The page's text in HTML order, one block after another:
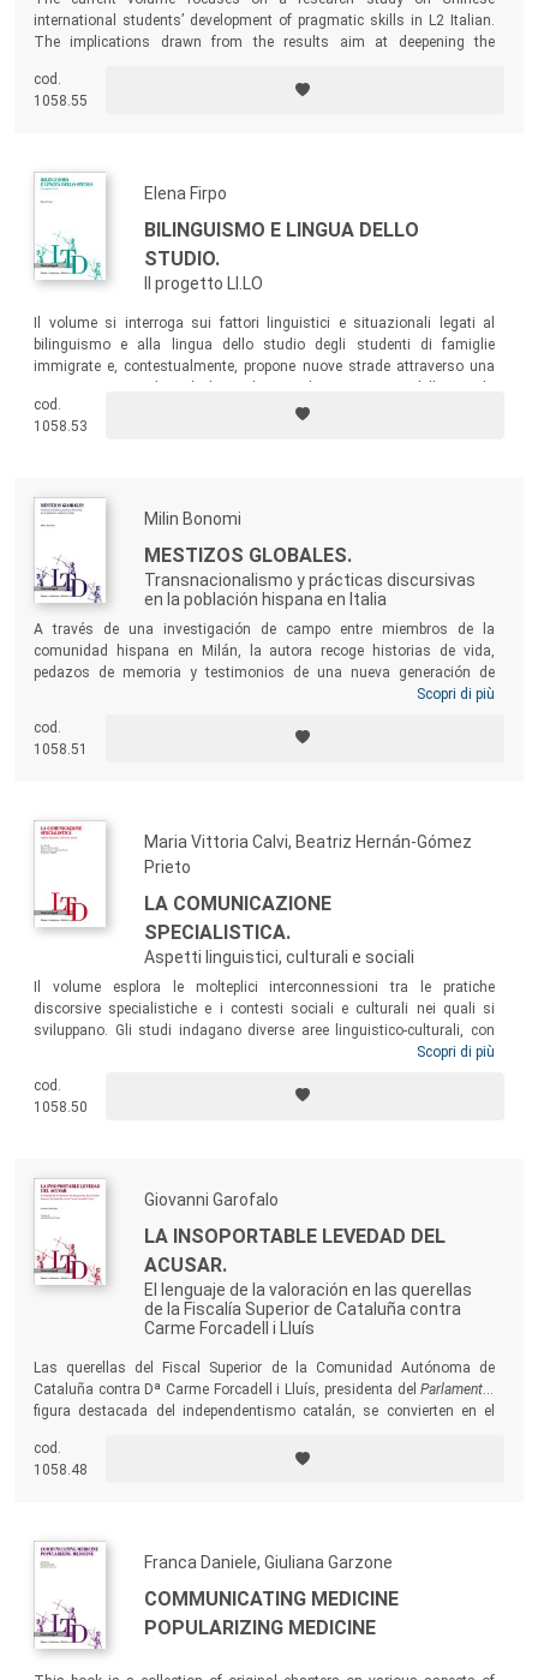
teorico dei meccanismi che governano il funzionamento e
l’evoluzione delle lingue, la collana riserva ampio spazio ai
luogo di contatto e veicolo privilegiato di interferenza.
nonché alla didattica della traduzione, riportando così i
risultati delle indagini descrittive e teoriche a una
dimensione di tipo formativo.
La vocazione della collana a coniugare la ricerca teorica e
la didattica, inoltre, è solo il versante privilegiato
dell’apertura a contributi di tipo applicativo.
Tutti i testi pubblicati nella collana sono sottoposti a un
processo di peer review.
international students’ development of pragmatic skills in L2 Italian.
The implications drawn from the results aim at deepening the
realizing suitable instruments in order to teach pragmatics effectively.
cod.
1058.55
Elena Firpo
BILINGUISMO E LINGUA DELLO
STUDIO.
Il progetto LI.LO
Il volume si interroga sui fattori linguistici e situazionali legati al
bilinguismo e alla lingua dello studio degli studenti di famiglie
immigrate e, contestualmente, propone nuove strade attraverso una
secondaria di primo grado.
cod.
1058.53
Milin Bonomi
MESTIZOS GLOBALES.
Transnacionalismo y prácticas discursivas
en la población hispana en Italia
A través de una investigación de campo entre miembros de la
comunidad hispana en Milán, la autora recoge historias de vida,
pedazos de memoria y testimonios de una nueva generación de
, que permite enfocar las nuevas
prácticas lingüísticas e identitarias de la contemporaneidad y la
necesidad de adoptar nuevas perspectivas de estudio y de
Scopri di più
cod.
1058.51
Maria Vittoria Calvi, Beatriz Hernán-Gómez
Prieto
LA COMUNICAZIONE
SPECIALISTICA.
Aspetti linguistici, culturali e sociali
Il volume esplora le molteplici interconnessioni tra le pratiche
discorsive specialistiche e i contesti sociali e culturali nei quali si
sviluppano. Gli studi indagano diverse aree linguistico-culturali, con
prevalenza del mondo spagnolo e ispanoamericano, ma con una
Giappone) a riprova della convergenza tra i fenomeni oggetto di
analisi, sia pure con un’ampia variabilità, determinata dall’incidenza
Scopri di più
cod.
1058.50
Giovanni Garofalo
LA INSOPORTABLE LEVEDAD DEL
ACUSAR.
El lenguaje de la valoración en las querellas
de la Fiscalía Superior de Cataluña contra
Carme Forcadell i Lluís
Las querellas del Fiscal Superior de la Comunidad Autónoma de
Cataluña contra Dª Carme Forcadell i Lluís, presidenta delParlament
figura destacada del independentismo catalán, se convierten en el
imparcialidad esperable en un órgano constitucional.
cod.
1058.48
Franca Daniele, Giuliana Garzone
COMMUNICATING MEDICINE
POPULARIZING MEDICINE